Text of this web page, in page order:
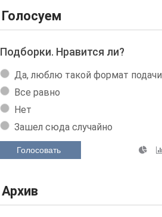
Голосуем
Подборки. Нравится ли?
Да, люблю такой формат подачи
Все равно
Нет
Зашел сюда случайно
Голосовать
Архив